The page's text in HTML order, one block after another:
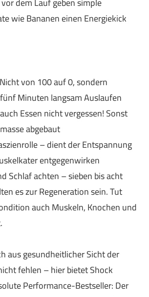
wie Bananen einen Energiekick
von 100 auf 0, sondern
Minuten langsam Auslaufen
Essen nicht vergessen! Sonst
abgebaut
– dient der Entspannung
entgegenwirken
Schlaf achten – sieben bis acht
es zur Regeneration sein. Tut
auch Muskeln, Knochen und
aus gesundheitlicher Sicht der
fehlen – hier bietet Shock
Performance-Bestseller: Der